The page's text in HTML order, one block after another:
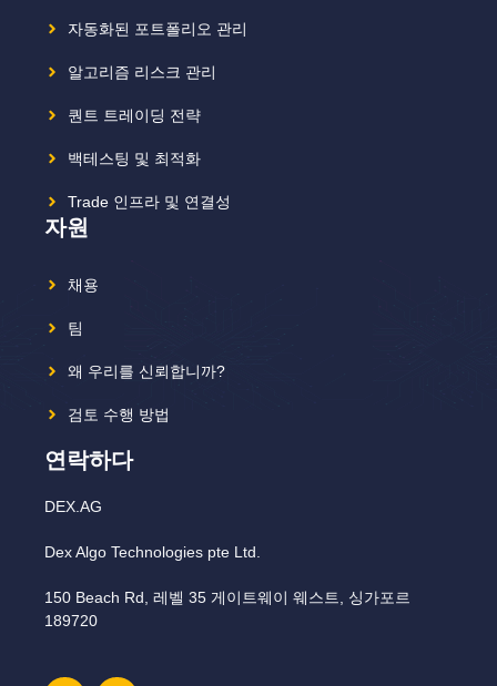
자동화된 포트폴리오 관리
알고리즘 리스크 관리
퀀트 트레이딩 전략
백테스팅 및 최적화
Trade 인프라 및 연결성
자원
채용
팀
왜 우리를 신뢰합니까?
검토 수행 방법
연락하다
DEX.AG
Dex Algo Technologies pte Ltd.
150 Beach Rd, 레벨 35 게이트웨이 웨스트, 싱가포르
189720